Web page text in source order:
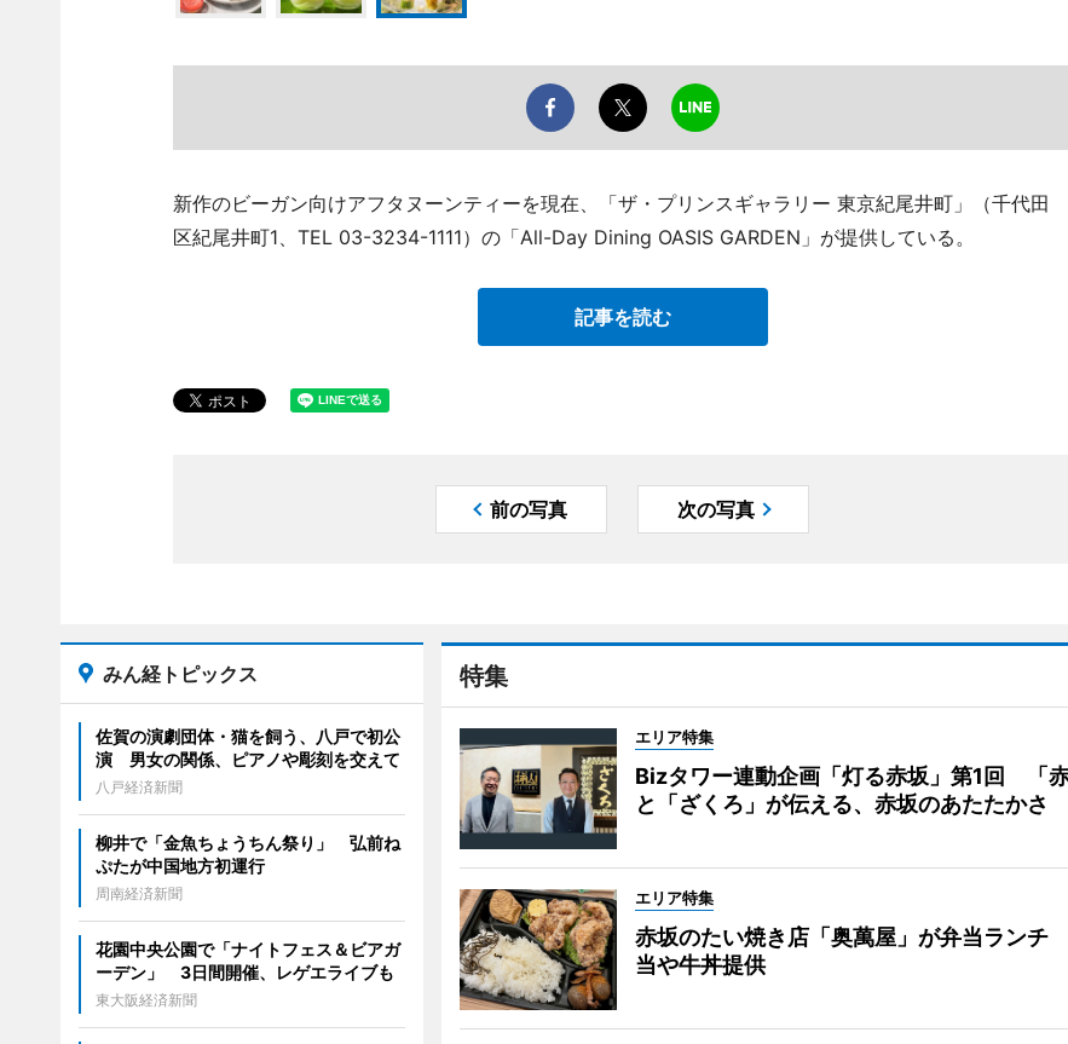
新作のビーガン向けアフタヌーンティーを現在、「ザ・プリンスギャラリー 東京紀尾井町」（千代田
区紀尾井町1、TEL 03-3234-1111）の「All-Day Dining OASIS GARDEN」が提供している。
記事を読む
前の写真 次の写真
特集
エリア特集
Bizタワー連動企画「灯る赤坂」第1回 「赤
と「ざくろ」が伝える、赤坂のあたたかさ
エリア特集
赤坂のたい焼き店「奥萬屋」が弁当ランチ
当や牛丼提供
みん経トピックス
佐賀の演劇団体・猫を飼う、八戸で初公
演 男女の関係、ピアノや彫刻を交えて
八戸経済新聞
柳井で「金魚ちょうちん祭り」 弘前ね
ぷたが中国地方初運行
周南経済新聞
花園中央公園で「ナイトフェス＆ビアガ
ーデン」 3日間開催、レゲエライブも
東大阪経済新聞